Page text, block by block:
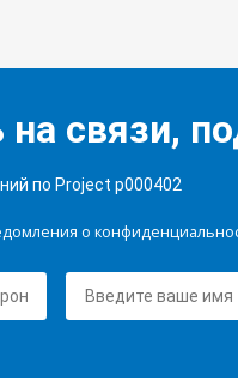
на связи,
по Project p000402
о